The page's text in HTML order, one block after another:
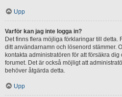
Upp
Varför kan jag inte logga in?
Det finns flera möjliga förklaringar till detta.
ditt användarnamn och lösenord stämmer.
kontakta administratören för att försäkra
forumet. Det är också möjligt att
behöver åtgärda detta.
Upp